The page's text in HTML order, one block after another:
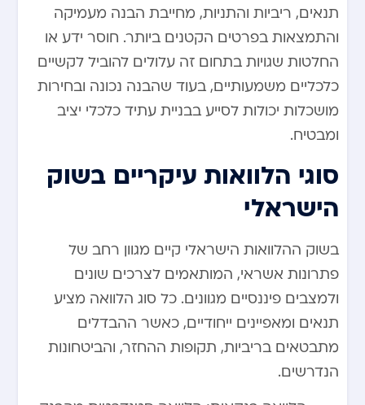
תנאים, ריביות והתניות, מחייבת הבנה מעמיקה
והתמצאות בפרטים הקטנים ביותר. חוסר ידע או
החלטות שגויות בתחום זה עלולים להוביל לקשיים
כלכליים משמעותיים, בעוד שהבנה נכונה ובחירות
מושכלות יכולות לסייע בבניית עתיד כלכלי יציב
ומבטיח.
סוגי הלוואות עיקריים בשוק
הישראלי
בשוק ההלוואות הישראלי קיים מגוון רחב של
פתרונות אשראי, המותאמים לצרכים שונים
ולמצבים פיננסיים מגוונים. כל סוג הלוואה מציע
תנאים ומאפיינים ייחודיים, כאשר ההבדלים
מתבטאים בריביות, תקופות ההחזר, והביטחונות
הנדרשים.